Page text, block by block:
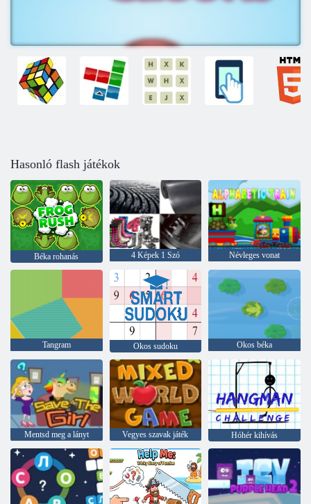
Hasonló flash játékok
Béka rohanás 4 Képek 1 Szó Névleges vonat
Tangram Okos sudoku Okos béka
Mentsd meg a lányt Vegyes szavak játék Hóhér kihívás